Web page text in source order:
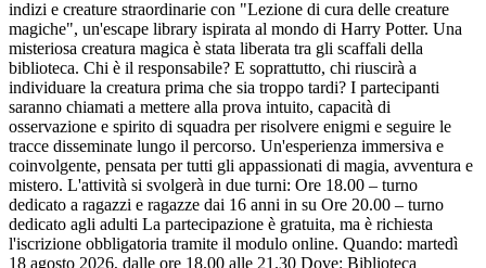
indizi e creature straordinarie con "Lezione di cura delle creature
magiche", un'escape library ispirata al mondo di Harry Potter. Una
misteriosa creatura magica è stata liberata tra gli scaffali della
biblioteca. Chi è il responsabile? E soprattutto, chi riuscirà a
individuare la creatura prima che sia troppo tardi? I partecipanti
saranno chiamati a mettere alla prova intuito, capacità di
osservazione e spirito di squadra per risolvere enigmi e seguire le
tracce disseminate lungo il percorso. Un'esperienza immersiva e
coinvolgente, pensata per tutti gli appassionati di magia, avventura e
mistero. L'attività si svolgerà in due turni: Ore 18.00 – turno
dedicato a ragazzi e ragazze dai 16 anni in su Ore 20.00 – turno
dedicato agli adulti La partecipazione è gratuita, ma è richiesta
l'iscrizione obbligatoria tramite il modulo online. Quando: martedì
18 agosto 2026, dalle ore 18.00 alle 21.30 Dove: Biblioteca